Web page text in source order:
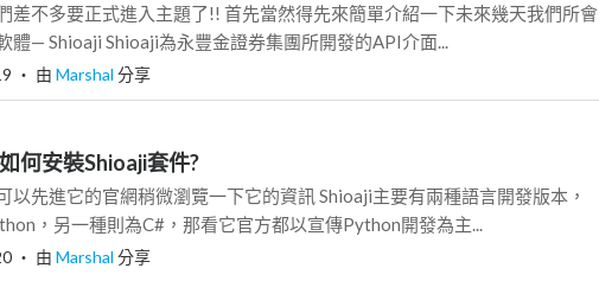
差不多要正式進入主題了!! 首先當然得先來簡單介紹一下未來幾天我們所會
體— Shioaji Shioaji為永豐金證券集團所開發的API介面...
‧ 由 Marshal 分享
何安裝Shioaji套件?
以先進它的官網稍微瀏覽一下它的資訊 Shioaji主要有兩種語言開發版本，
，另一種則為C#，那看它官方都以宣傳Python開發為主...
‧ 由 Marshal 分享